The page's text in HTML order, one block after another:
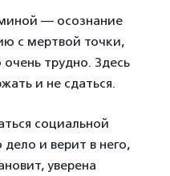
— осознание
с мертвой точки,
трудно. Здесь
и не сдаться.
социальной
и верит в него,
уверена